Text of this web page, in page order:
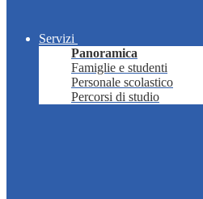
Servizi
Panoramica
Famiglie e studenti
Personale scolastico
Percorsi di studio